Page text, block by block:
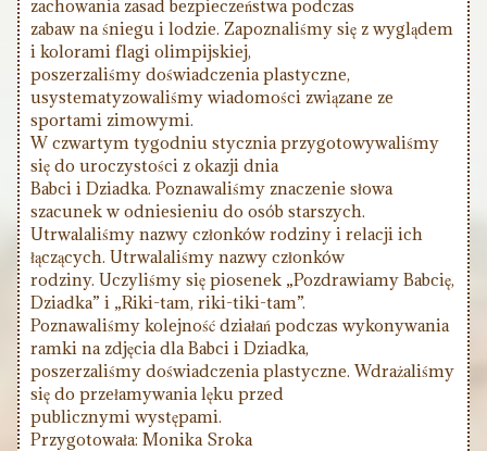
zachowania zasad bezpieczeństwa podczas
zabaw na śniegu i lodzie. Zapoznaliśmy się z wyglądem
i kolorami flagi olimpijskiej,
poszerzaliśmy doświadczenia plastyczne,
usystematyzowaliśmy wiadomości związane ze
sportami zimowymi.
W czwartym tygodniu stycznia przygotowywaliśmy
się do uroczystości z okazji dnia
Babci i Dziadka. Poznawaliśmy znaczenie słowa
szacunek w odniesieniu do osób starszych.
Utrwalaliśmy nazwy członków rodziny i relacji ich
łączących. Utrwalaliśmy nazwy członków
rodziny. Uczyliśmy się piosenek „Pozdrawiamy Babcię,
Dziadka” i „Riki-tam, riki-tiki-tam”.
Poznawaliśmy kolejność działań podczas wykonywania
ramki na zdjęcia dla Babci i Dziadka,
poszerzaliśmy doświadczenia plastyczne. Wdrażaliśmy
się do przełamywania lęku przed
publicznymi występami.
Przygotowała: Monika Sroka